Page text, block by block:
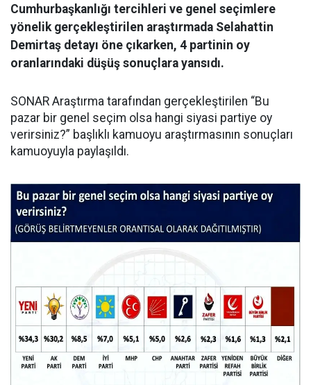
Cumhurbaşkanlığı tercihleri ve genel seçimlere
yönelik gerçekleştirilen araştırmada Selahattin
Demirtaş detayı öne çıkarken, 4 partinin oy
oranlarındaki düşüş sonuçlara yansıdı.
SONAR Araştırma tarafından gerçekleştirilen “Bu
pazar bir genel seçim olsa hangi siyasi partiye oy
verirsiniz?” başlıklı kamuoyu araştırmasının sonuçları
kamuoyuyla paylaşıldı.